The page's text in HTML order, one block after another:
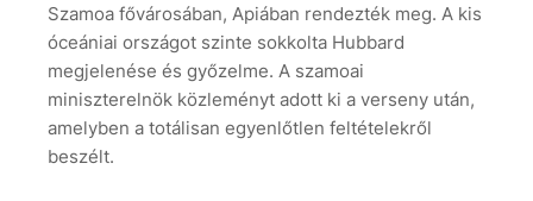
Szamoa fővárosában, Apiában rendezték meg. A kis
óceániai országot szinte sokkolta Hubbard
megjelenése és győzelme. A szamoai
miniszterelnök közleményt adott ki a verseny után,
amelyben a totálisan egyenlőtlen feltételekről
beszélt.